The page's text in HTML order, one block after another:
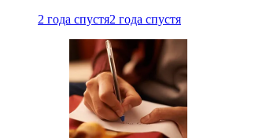
2 года спустя2 года спустя